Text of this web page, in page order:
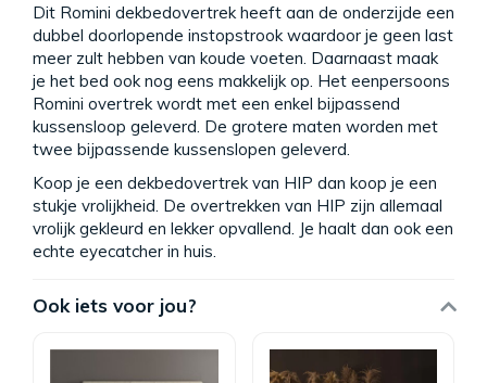
Dit Romini dekbedovertrek heeft aan de onderzijde een
dubbel doorlopende instopstrook waardoor je geen last
meer zult hebben van koude voeten. Daarnaast maak
je het bed ook nog eens makkelijk op. Het eenpersoons
Romini overtrek wordt met een enkel bijpassend
kussensloop geleverd. De grotere maten worden met
twee bijpassende kussenslopen geleverd.
Koop je een dekbedovertrek van HIP dan koop je een
stukje vrolijkheid. De overtrekken van HIP zijn allemaal
vrolijk gekleurd en lekker opvallend. Je haalt dan ook een
echte eyecatcher in huis.
Ook iets voor jou?